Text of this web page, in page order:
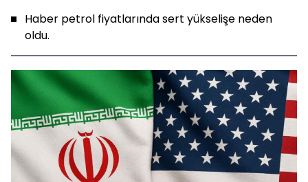
Haber petrol fiyatlarında sert yükselişe neden
oldu.